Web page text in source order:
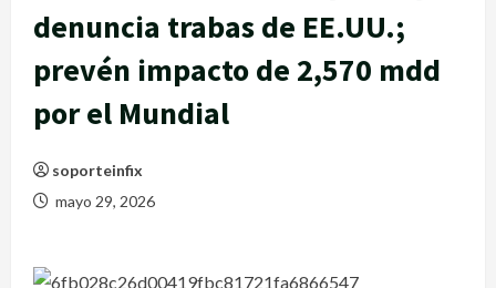
denuncia trabas de EE.UU.;
prevén impacto de 2,570 mdd
por el Mundial
soporteinfix
mayo 29, 2026